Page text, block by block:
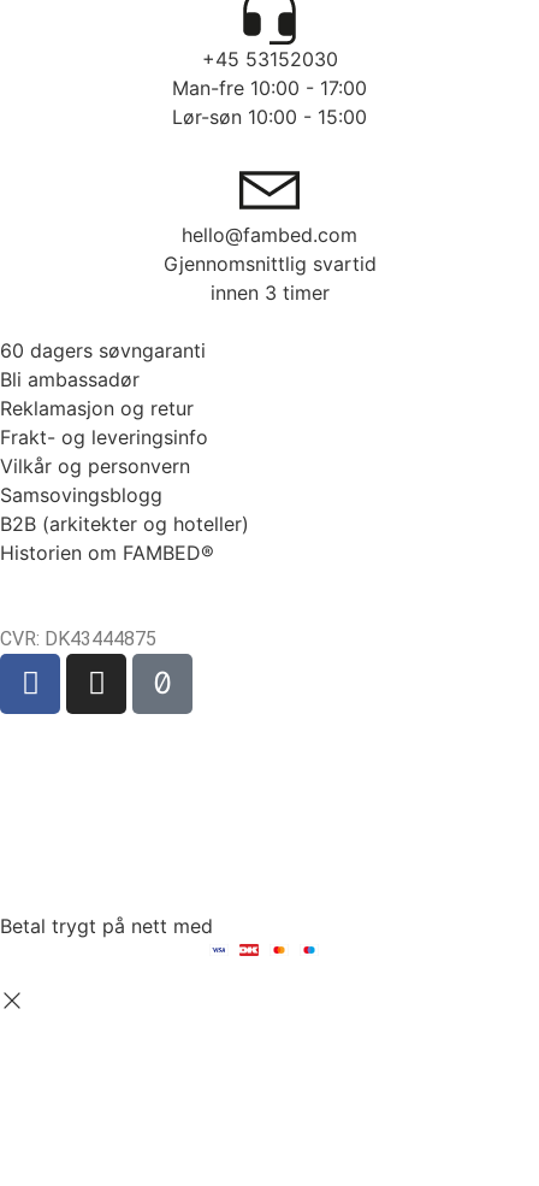
+45 53152030
Man-fre 10:00 - 17:00
Lør-søn 10:00 - 15:00
hello@fambed.com
Gjennomsnittlig svartid
innen 3 timer
60 dagers søvngaranti
Bli ambassadør
Reklamasjon og retur
Frakt- og leveringsinfo
Vilkår og personvern
Samsovingsblogg
B2B (arkitekter og hoteller)
Historien om FAMBED®
CVR: DK43444875
Betal trygt på nett med